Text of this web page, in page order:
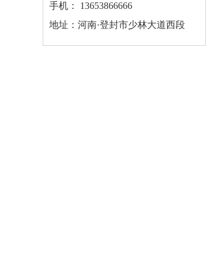
手机： 13653866666
地址：河南·登封市少林大道西段